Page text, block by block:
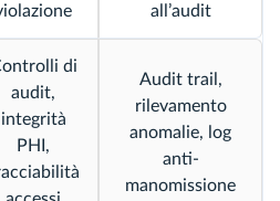
all’audit
di
audit,
integrità
PHI,
Audit trail,
rilevamento
anomalie, log
anti-
manomissione